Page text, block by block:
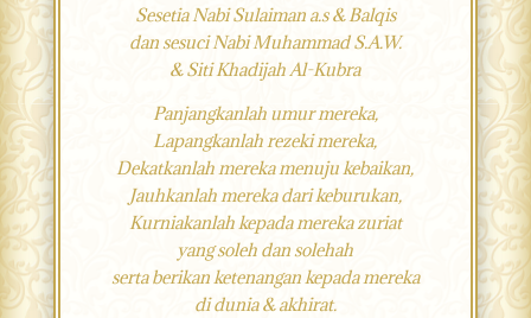
Sesetia Nabi Sulaiman a.s & Balqis
dan sesuci Nabi Muhammad S.A.W.
& Siti Khadijah Al-Kubra
Panjangkanlah umur mereka,
Lapangkanlah rezeki mereka,
Dekatkanlah mereka menuju kebaikan,
Jauhkanlah mereka dari keburukan,
Kurniakanlah kepada mereka zuriat
yang soleh dan solehah
serta berikan ketenangan kepada mereka
di dunia & akhirat.